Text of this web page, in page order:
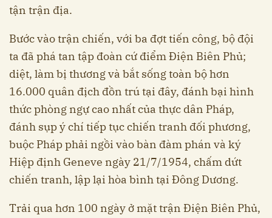
tận trận địa.
Bước vào trận chiến, với ba đợt tiến công, bộ đội
ta đã phá tan tập đoàn cứ điểm Điện Biên Phủ;
diệt, làm bị thương và bắt sống toàn bộ hơn
16.000 quân địch đồn trú tại đây, đánh bại hình
thức phòng ngự cao nhất của thực dân Pháp,
đánh sụp ý chí tiếp tục chiến tranh đối phương,
buộc Pháp phải ngồi vào bàn đàm phán và ký
Hiệp định Geneve ngày 21/7/1954, chấm dứt
chiến tranh, lập lại hòa bình tại Đông Dương.
Trải qua hơn 100 ngày ở mặt trận Điện Biên Phủ,